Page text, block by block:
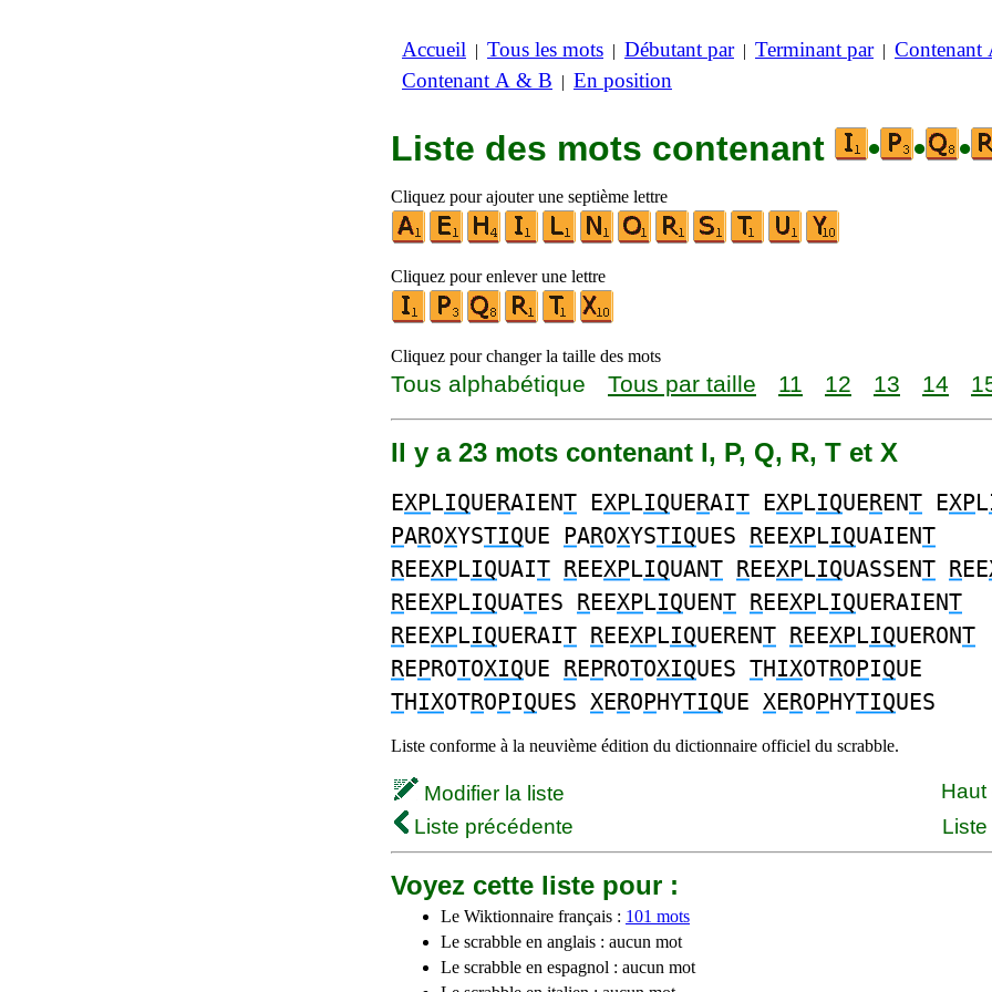
Accueil | Tous les mots | Débutant par| Terminant par| Contenant
Contenant A & B | En position
Liste des mots contenant • • •
Cliquez pour ajouter une septième lettre
Cliquez pour enlever une lettre
Cliquez pour changer la taille des mots
Tous alphabétique Tous par taille 11 12 13 14
Il y a 23 mots contenant I, P, Q, R, T et X
EXPLIQUERAIENT EXPLIQUERAIT EXPLIQUERENT EXPL
PAROXYSTIQUE PAROXYSTIQUES REEXPLIQUAIENT
REEXPLIQUAIT REEXPLIQUANT REEXPLIQUASSENT REE
REEXPLIQUATES REEXPLIQUENT REEXPLIQUERAIENT
REEXPLIQUERAIT REEXPLIQUERENT REEXPLIQUERONT
REPROTOXIQUE REPROTOXIQUES THIXOTROPIQUE
THIXOTROPIQUES XEROPHYTIQUE XEROPHYTIQUES
Liste conforme à la neuvième édition du dictionnaire officiel du scrabble.
Modifier la liste
Haut
Liste précédente
Voyez cette liste pour :
Le Wiktionnaire français : 101 mots
Le scrabble en anglais : aucun mot
Le scrabble en espagnol : aucun mot